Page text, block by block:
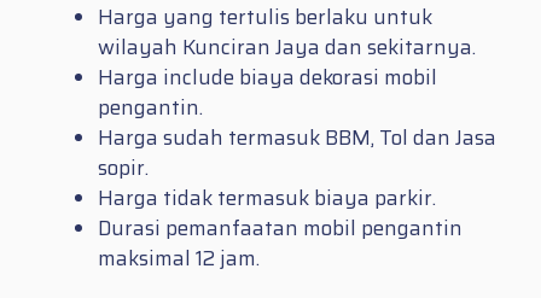
Harga yang tertulis berlaku untuk
wilayah Kunciran Jaya dan sekitarnya.
Harga include biaya dekorasi mobil
pengantin.
Harga sudah termasuk BBM, Tol dan Jasa
sopir.
Harga tidak termasuk biaya parkir.
Durasi pemanfaatan mobil pengantin
maksimal 12 jam.